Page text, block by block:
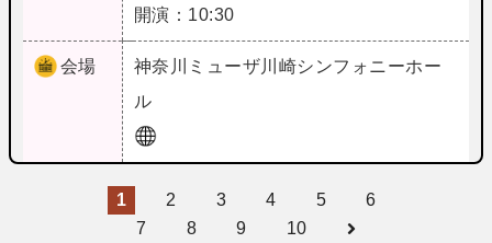
開演：10:30
会場 神奈川
ミューザ川崎シンフォニーホー
ル
1 2 3 4 5
6
7
8 9 10